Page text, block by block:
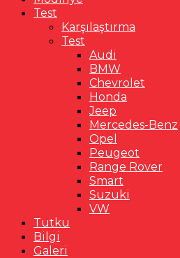
Test
Karşılaştırma
Test
Audi
BMW
Chevrolet
Honda
Jeep
Mercedes-Benz
Opel
Peugeot
Range Rover
Smart
Suzuki
VW
Tutku
Bilgi
Galeri